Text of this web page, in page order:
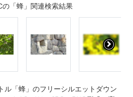
の「蜂」関連検索結果
ル「蜂」のフリーシルエットダウン